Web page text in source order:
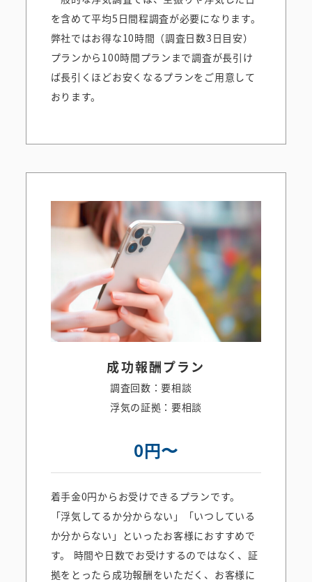
を含めて平均5日間程調査が必要になります。
弊社ではお得な10時間（調査日数3日目安）
プランから100時間プランまで調査が長引け
ば長引くほどお安くなるプランをご用意して
おります。
成功報酬プラン
0円〜
調査回数：要相談
浮気の証拠：要相談
着手金0円からお受けできるプランです。
「浮気してるか分からない」「いつしている
か分からない」といったお客様におすすめで
す。 時間や日数でお受けするのではなく、証
拠をとったら成功報酬をいただく、お客様に